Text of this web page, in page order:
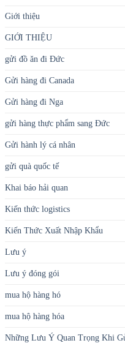
Giới thiệu
GIỚI THIỆU
gửi đồ ăn đi Đức
Gửi hàng đi Canada
Gửi hàng đi Nga
gửi hàng thực phẩm sang Đức
Gửi hành lý cá nhân
gửi quà quốc tế
Khai báo hải quan
Kiến thức logistics
Kiến Thức Xuất Nhập Khẩu
Lưu ý
Lưu ý đóng gói
mua hộ hàng hó
mua hộ hàng hóa
Những Lưu Ý Quan Trọng Khi